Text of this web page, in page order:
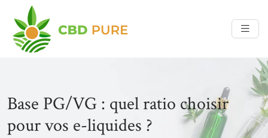
Base PG/VG : quel ratio choisir
pour vos e-liquides ?